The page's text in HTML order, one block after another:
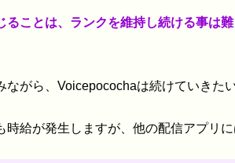
ることは、ランクを維持し続ける事は
がら、Voicepocochaは続けていきたい
給が発生しますが、他の配信アプリ